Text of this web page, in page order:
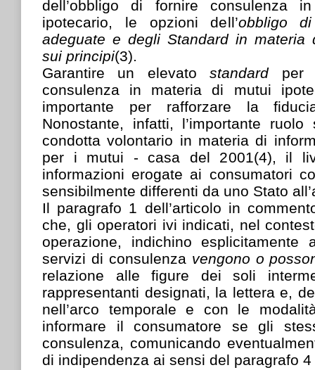
dell’obbligo di fornire consulenza
ipotecario, le opzioni dell’obbligo
adeguate e degli Standard in materia
sui principi(3).
Garantire un elevatostandard per
consulenza in materia di mutui
importante per rafforzare la
Nonostante, infatti, l’importante
condotta volontario in materia di
per i mutui - casa del 2001(4), il
informazioni erogate ai consumatori
sensibilmente differenti da uno Stato
Il paragrafo 1 dell’articolo in
che, gli operatori ivi indicati, nel
operazione, indichino esplicitamente
servizi di consulenza vengono o
relazione alle figure dei soli
rappresentanti designati, la lettera e,
nell’arco temporale e con le
informare il consumatore se gli
consulenza, comunicando
di indipendenza ai sensi del paragrafo 4